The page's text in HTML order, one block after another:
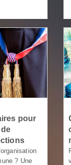
pour
? Une